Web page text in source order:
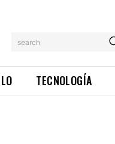
search
TECNOLOGÍA